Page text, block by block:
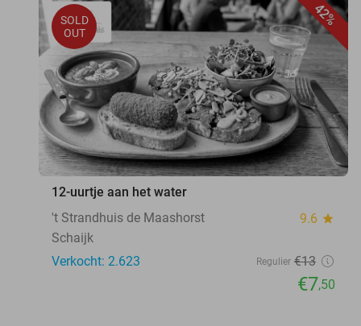
42%
SOLD
OUT
12-uurtje aan het water
't Strandhuis de Maashorst
9.6 star
Schaijk
Verkocht: 2.623
Regulier €13
€7,50